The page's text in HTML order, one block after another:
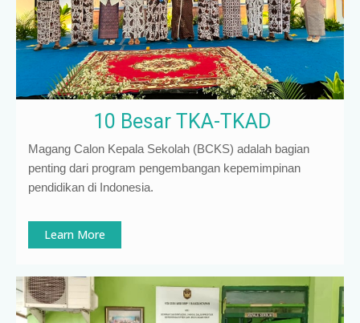
10 Besar TKA-TKAD
Magang Calon Kepala Sekolah (BCKS) adalah bagian
penting dari program pengembangan kepemimpinan
pendidikan di Indonesia.
Learn More